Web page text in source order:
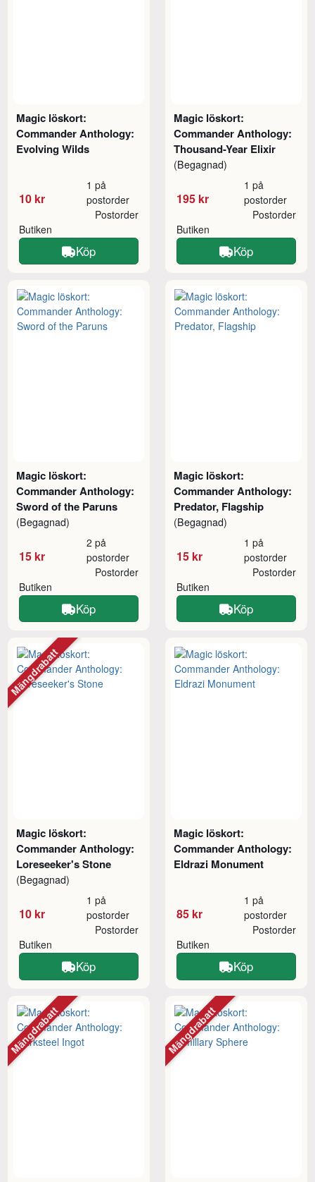
Magic löskort:
Commander Anthology:
Evolving Wilds
10 kr
1 på
postorder
Butiken
Postorder
Köp
Magic löskort:
Commander Anthology:
Thousand-Year Elixir
(Begagnad)
195 kr
1 på
postorder
Butiken
Postorder
Köp
Magic löskort:
Commander Anthology:
Sword of the Paruns
(Begagnad)
15 kr
2 på
postorder
Butiken
Postorder
Köp
Magic löskort:
Commander Anthology:
Predator, Flagship
(Begagnad)
15 kr
1 på
postorder
Butiken
Postorder
Köp
Magic löskort:
Commander Anthology:
Loreseeker's Stone
(Begagnad)
10 kr
1 på
postorder
Butiken
Postorder
Köp
Mängdrabatt
Magic löskort:
Commander Anthology:
Eldrazi Monument
85 kr
1 på
postorder
Butiken
Postorder
Köp
Mängdrabatt Mängdrabatt